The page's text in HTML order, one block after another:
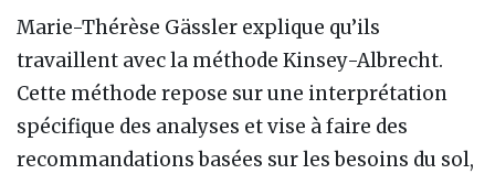
Marie-Thérèse Gässler explique qu’ils
travaillent avec la méthode Kinsey-Albrecht.
Cette méthode repose sur une interprétation
spécifique des analyses et vise à faire des
recommandations basées sur les besoins du sol,